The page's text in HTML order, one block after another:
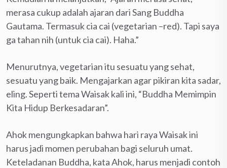
merasa cukup adalah ajaran dari Sang Buddha
Gautama. Termasuk cia cai (vegetarian –red). Tapi saya
ga tahan nih (untuk cia cai). Haha.”
Menurutnya, vegetarian itu sesuatu yang sehat,
sesuatu yang baik. Mengajarkan agar pikiran kita sadar,
eling. Seperti tema Waisak kali ini, “Buddha Memimpin
Kita Hidup Berkesadaran”.
Ahok mengungkapkan bahwa hari raya Waisak ini
harus jadi momen perubahan bagi seluruh umat.
Keteladanan Buddha, kata Ahok, harus menjadi contoh